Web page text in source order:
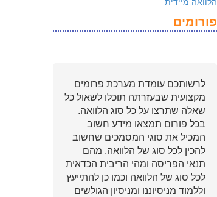
פורומים
לרשותכם עומדת מערכת פרומים
מקצועית שבעזרתה תוכלו לשאול כל
שאלה שתרצו על כל סוג הלוואה.
בכל פורום תמצאו מידע חשוב
המכיל את סוגי המסמכים שחשוב
להכין לכל סוג של הלוואה, מהם
תנאי הפריסה ומהי הריבית הכדאית
לכל סוג של הלוואה וכמו כן להתייעץ
וללמוד מניסיוננו ומניסיון הגולשים